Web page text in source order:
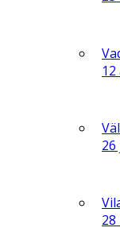
26
28